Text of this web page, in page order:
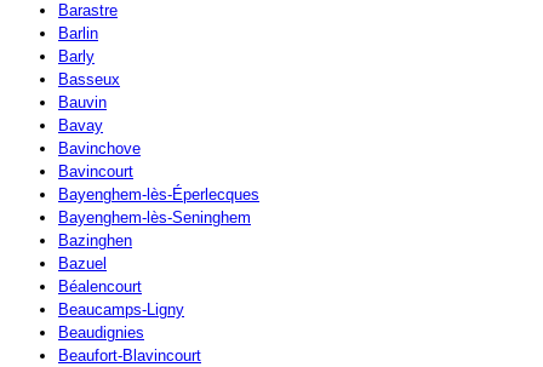
Barastre
Barlin
Barly
Basseux
Bauvin
Bavay
Bavinchove
Bavincourt
Bayenghem-lès-Éperlecques
Bayenghem-lès-Seninghem
Bazinghen
Bazuel
Béalencourt
Beaucamps-Ligny
Beaudignies
Beaufort-Blavincourt